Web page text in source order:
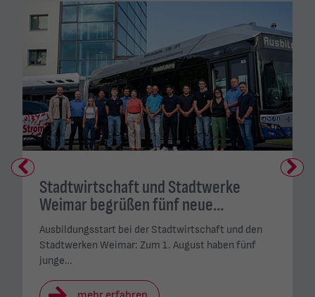
Previous
Stadtwirtschaft und Stadtwerke
Weimar begrüßen fünf neue…
Ausbildungsstart bei der Stadtwirtschaft und den
Stadtwerken Weimar: Zum 1. August haben fünf
junge…
Next